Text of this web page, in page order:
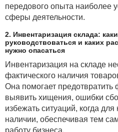
передового опыта наиболее
сферы деятельности.
2. Инвентаризация склада:
руководствоваться и каких
нужно опасаться
Инвентаризация на складе
фактического наличия
Она помогает
выявить хищения, ошибки
избежать ситуаций, когда для
наличии, обеспечивая тем
работу бизнеса.